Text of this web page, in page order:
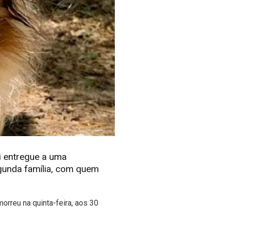
a uma
família, com quem
na quinta-feira, aos 30